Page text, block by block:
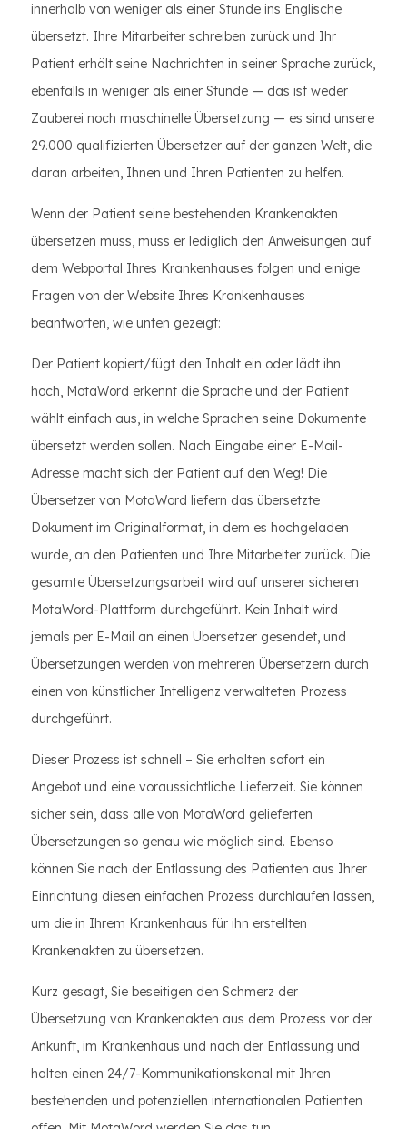
innerhalb von weniger als einer Stunde ins Englische
übersetzt. Ihre Mitarbeiter schreiben zurück und Ihr
Patient erhält seine Nachrichten in seiner Sprache zurück,
ebenfalls in weniger als einer Stunde — das ist weder
Zauberei noch maschinelle Übersetzung — es sind unsere
29.000 qualifizierten Übersetzer auf der ganzen Welt, die
daran arbeiten, Ihnen und Ihren Patienten zu helfen.
Wenn der Patient seine bestehenden Krankenakten
übersetzen muss, muss er lediglich den Anweisungen auf
dem Webportal Ihres Krankenhauses folgen und einige
Fragen von der Website Ihres Krankenhauses
beantworten, wie unten gezeigt:
Der Patient kopiert/fügt den Inhalt ein oder lädt ihn
hoch, MotaWord erkennt die Sprache und der Patient
wählt einfach aus, in welche Sprachen seine Dokumente
übersetzt werden sollen. Nach Eingabe einer E-Mail-
Adresse macht sich der Patient auf den Weg! Die
Übersetzer von MotaWord liefern das übersetzte
Dokument im Originalformat, in dem es hochgeladen
wurde, an den Patienten und Ihre Mitarbeiter zurück. Die
gesamte Übersetzungsarbeit wird auf unserer sicheren
MotaWord-Plattform durchgeführt. Kein Inhalt wird
jemals per E-Mail an einen Übersetzer gesendet, und
Übersetzungen werden von mehreren Übersetzern durch
einen von künstlicher Intelligenz verwalteten Prozess
durchgeführt.
Dieser Prozess ist schnell – Sie erhalten sofort ein
Angebot und eine voraussichtliche Lieferzeit. Sie können
sicher sein, dass alle von MotaWord gelieferten
Übersetzungen so genau wie möglich sind. Ebenso
können Sie nach der Entlassung des Patienten aus Ihrer
Einrichtung diesen einfachen Prozess durchlaufen lassen,
um die in Ihrem Krankenhaus für ihn erstellten
Krankenakten zu übersetzen.
Kurz gesagt, Sie beseitigen den Schmerz der
Übersetzung von Krankenakten aus dem Prozess vor der
Ankunft, im Krankenhaus und nach der Entlassung und
halten einen 24/7-Kommunikationskanal mit Ihren
bestehenden und potenziellen internationalen Patienten